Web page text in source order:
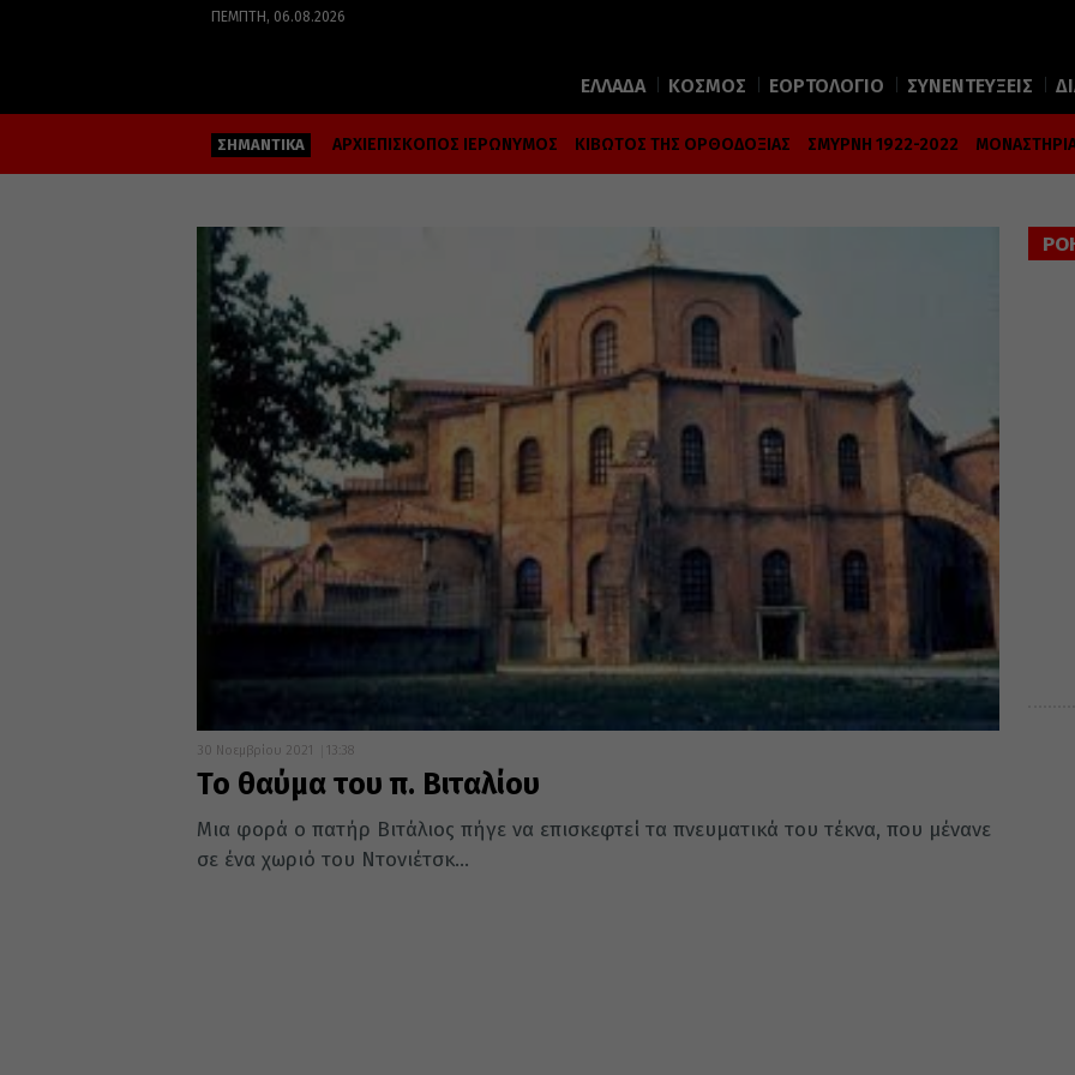
ΠΈΜΠΤΗ, 06.08.2026
ΕΛΛΑΔΑ ΚΟΣΜΟΣ ΕΟΡΤΟΛΟΓΙΟ ΣΥΝΕΝΤΕΥΞΕΙΣ
ΣΗΜΑΝΤΙΚΑ ΑΡΧΙΕΠΙΣΚΟΠΟΣ ΙΕΡΩΝΥΜΟΣ ΚΙΒΩΤΟΣ ΤΗΣ ΟΡΘΟΔΟΞΙΑΣ ΣΜΥΡΝΗ 1922-2022
30 Νοεμβρίου 2021 13:38
Το θαύμα του π. Βιταλίου
Μια φορά ο πατήρ Βιτάλιος πήγε να επισκεφτεί τα πνευματικά του τέκνα, που μένανε
σε ένα χωριό του Ντονιέτσκ...